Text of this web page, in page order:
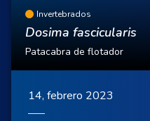
Invertebrados
Dosima fascicularis
Patacabra de flotador
14, febrero 2023